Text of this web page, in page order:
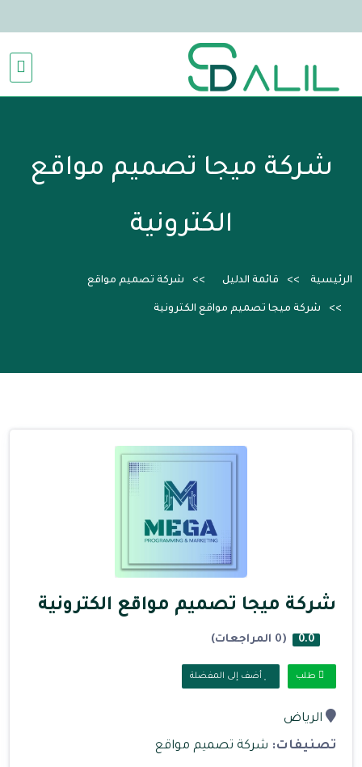
شركة ميجا تصميم مواقع
الكترونية
الرئيسية قائمة الدليل شركة تصميم مواقع
شركة ميجا تصميم مواقع الكترونية
شركة ميجا تصميم مواقع الكترونية
0.0 (0 المراجعات)
طلب أضف إلى المفضلة
الرياض
تصنيفات: شركة تصميم مواقع